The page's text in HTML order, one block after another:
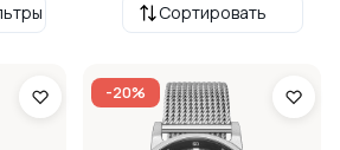
Сортировать
-20%